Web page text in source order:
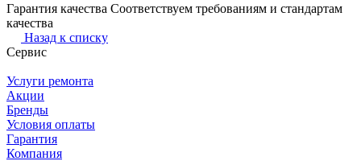
Гарантия качества Соответствуем требованиям и стандартам
качества
Назад к списку
Сервис
Услуги ремонта
Акции
Бренды
Условия оплаты
Гарантия
Компания